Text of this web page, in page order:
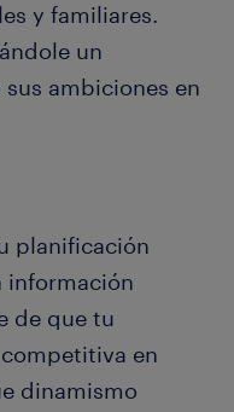
y familiares.
un
ambiciones en
planificación
información
de que tu
en
dinamismo